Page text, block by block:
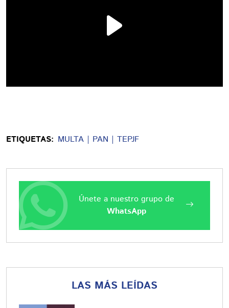
ETIQUETAS: MULTA PAN TEPJF
Únete a nuestro grupo de
WhatsApp
LAS MÁS LEÍDAS